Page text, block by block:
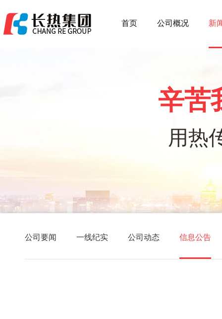
首页 公司概况 新
辛苦
用热
公司要闻 一线纪实 公司动态 信息公告